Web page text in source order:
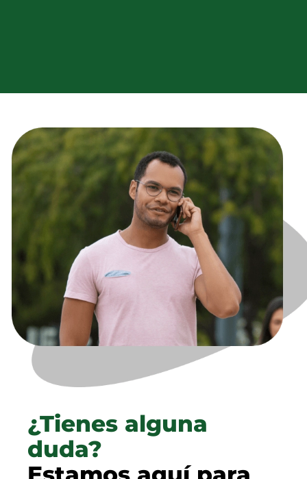
¿Tienes alguna
duda?